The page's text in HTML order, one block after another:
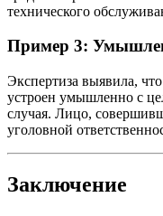
технического
Пример 3:
Экспертиза выявила,
устроен умышленно с
случая. Лицо,
уголовной
Заключение